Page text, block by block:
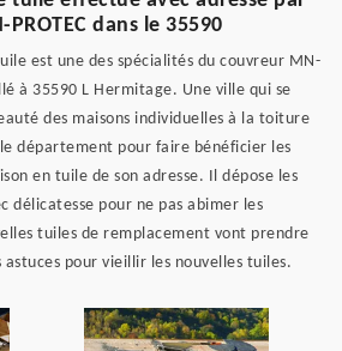
dans le 35590
est une des spécialités du couvreur MN-
à 35590 L Hermitage. Une ville qui se
des maisons individuelles à la toiture
département pour faire bénéficier les
en tuile de son adresse. Il dépose les
délicatesse pour ne pas abimer les
tuiles de remplacement vont prendre
pour vieillir les nouvelles tuiles.